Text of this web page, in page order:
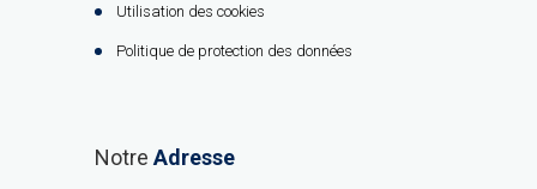
Utilisation des cookies
Politique de protection des données
Notre Adresse